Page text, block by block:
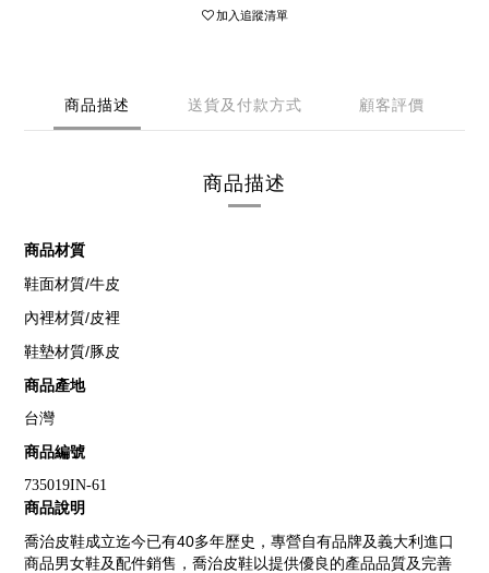
加入追蹤清單
商品描述 送貨及付款方式 顧客評價
商品描述
商品材質
鞋面材質/牛皮
內裡材質/皮裡
鞋墊材質/豚皮
商品產地
台灣
商品編號
735019IN-61
商品說明
喬治皮鞋成立迄今已有40多年歷史，專營自有品牌及義大利進口
商品男女鞋及配件銷售，喬治皮鞋以提供優良的產品品質及完善